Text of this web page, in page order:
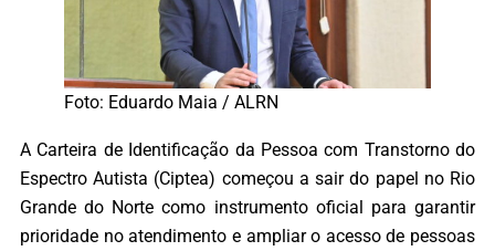
Foto: Eduardo Maia / ALRN
A Carteira de Identificação da Pessoa com Transtorno do
Espectro Autista (Ciptea) começou a sair do papel no Rio
Grande do Norte como instrumento oficial para garantir
prioridade no atendimento e ampliar o acesso de pessoas